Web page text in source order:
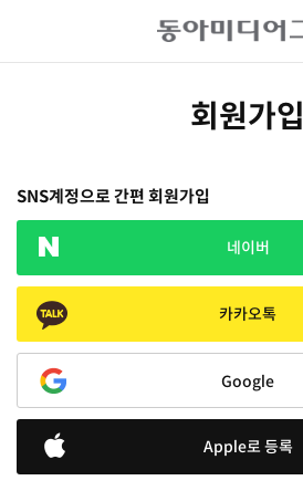
회원가입
SNS계정으로 간편 회원가입
네이버
카카오톡
Google
Apple로 등록